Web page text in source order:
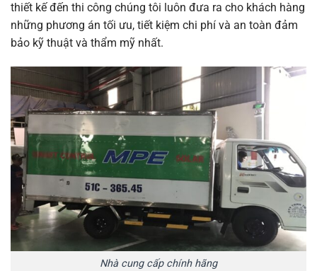
thiết kế đến thi công chúng tôi luôn đưa ra cho khách hàng
những phương án tối ưu, tiết kiệm chi phí và an toàn đảm
bảo kỹ thuật và thẩm mỹ nhất.
Nhà cung cấp chính hãng